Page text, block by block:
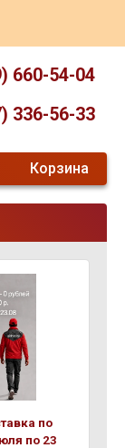
660-54-04
336-56-33
Корзина
по
по 23